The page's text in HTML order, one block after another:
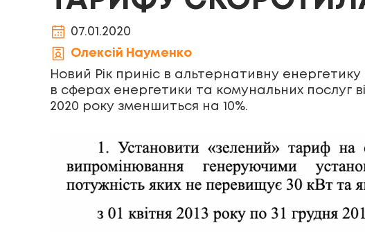
07.01.2020
Олексій Науменко
Новий Рік приніс в альтернативну енергетику
в сферах енергетики та комунальних послуг
2020 року зменшиться на 10%.